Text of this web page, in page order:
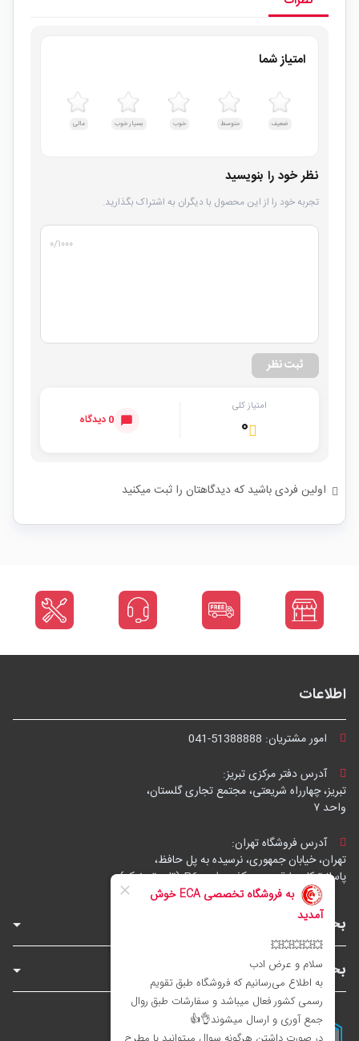
امتیاز شما
ضعیف متوسط خوب بسیار خوب عالی
نظر خود را بنویسید
تجربه خود را از این محصول با دیگران به اشتراک بگذارید.
۰/۱۰۰۰
ثبت نظر
امتیاز کلی
۰ 0 دیدگاه
اولین فردی باشید که دیدگاهتان را ثبت میکنید
اطلاعات
امور مشتریان: 041-51388888
آدرس دفتر مرکزی تبریز:
تبریز، چهارراه شریعتی، مجتمع تجاری گلستان،
واحد ۷
آدرس فروشگاه تهران:
تهران، خیابان جمهوری، نرسیده به پل حافظ،
پاساژ توکل، طبقه زیرهمکف، واحد B6 (تاپ ترونیک)
بخش‌های فروشگاه
بخش‌های سایت